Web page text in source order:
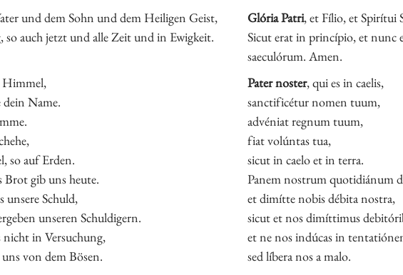
und dem Sohn und dem Heiligen Geist,
so auch jetzt und alle Zeit und in Ewigkeit.
Glória Patri, et Fílio, et Spirítui
Sicut erat in princípio, et nunc
saeculórum. Amen.
dein Name.
so auf Erden.
Brot gib uns heute.
unsere Schuld,
unseren Schuldigern.
in Versuchung,
von dem Bösen.
Pater noster, qui es in caelis,
sanctificétur nomen tuum,
advéniat regnum tuum,
fiat volúntas tua,
sicut in caelo et in terra.
Panem nostrum quotidiánum
et dimítte nobis débita nostra,
sicut et nos dimíttimus
et ne nos indúcas in
sed líbera nos a malo.